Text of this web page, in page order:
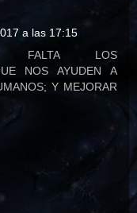
a las 17:15
FALTA LOS
NOS AYUDEN A
Y MEJORAR